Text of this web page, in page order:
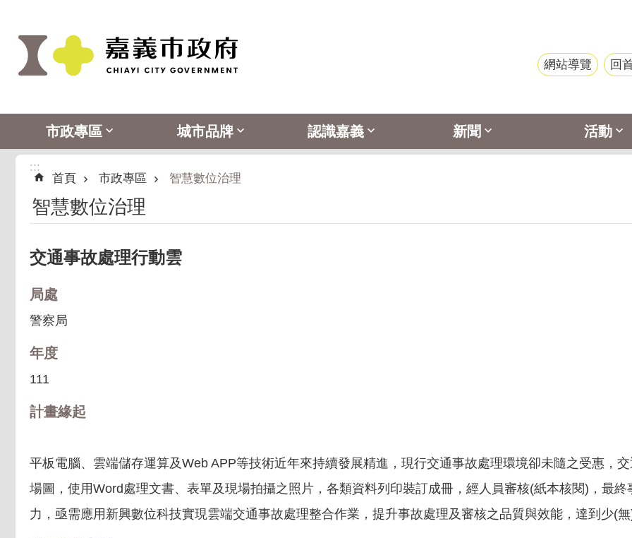
網站導覽 回
市政專區 城市品牌 認識嘉義 新聞 活動
:::
首頁
市政專區 智慧數位治理
智慧數位治理
交通事故處理行動雲
局處
警察局
年度
111
計畫緣起
平板電腦、雲端儲存運算及Web APP等技術近年來持續發展精進，現行交通事故處理環境卻未隨之受惠，
場圖，使用Word處理文書、表單及現場拍攝之照片，各類資料列印裝訂成冊，經人員審核(紙本核閱)，最
力，亟需應用新興數位科技實現雲端交通事故處理整合作業，提升事故處理及審核之品質與效能，達到少(